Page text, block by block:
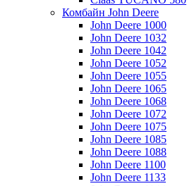
Комбайн John Deere
John Deere 1000
John Deere 1032
John Deere 1042
John Deere 1052
John Deere 1055
John Deere 1065
John Deere 1068
John Deere 1072
John Deere 1075
John Deere 1085
John Deere 1088
John Deere 1100
John Deere 1133